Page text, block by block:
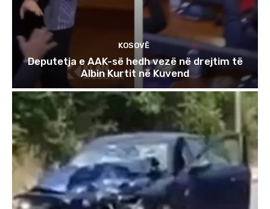
KOSOVË
Deputetja e AAK-së hedh vezë në drejtim të
Albin Kurtit në Kuvend